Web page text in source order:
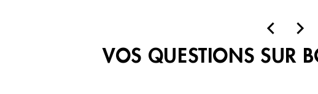
VOS QUESTIONS SUR